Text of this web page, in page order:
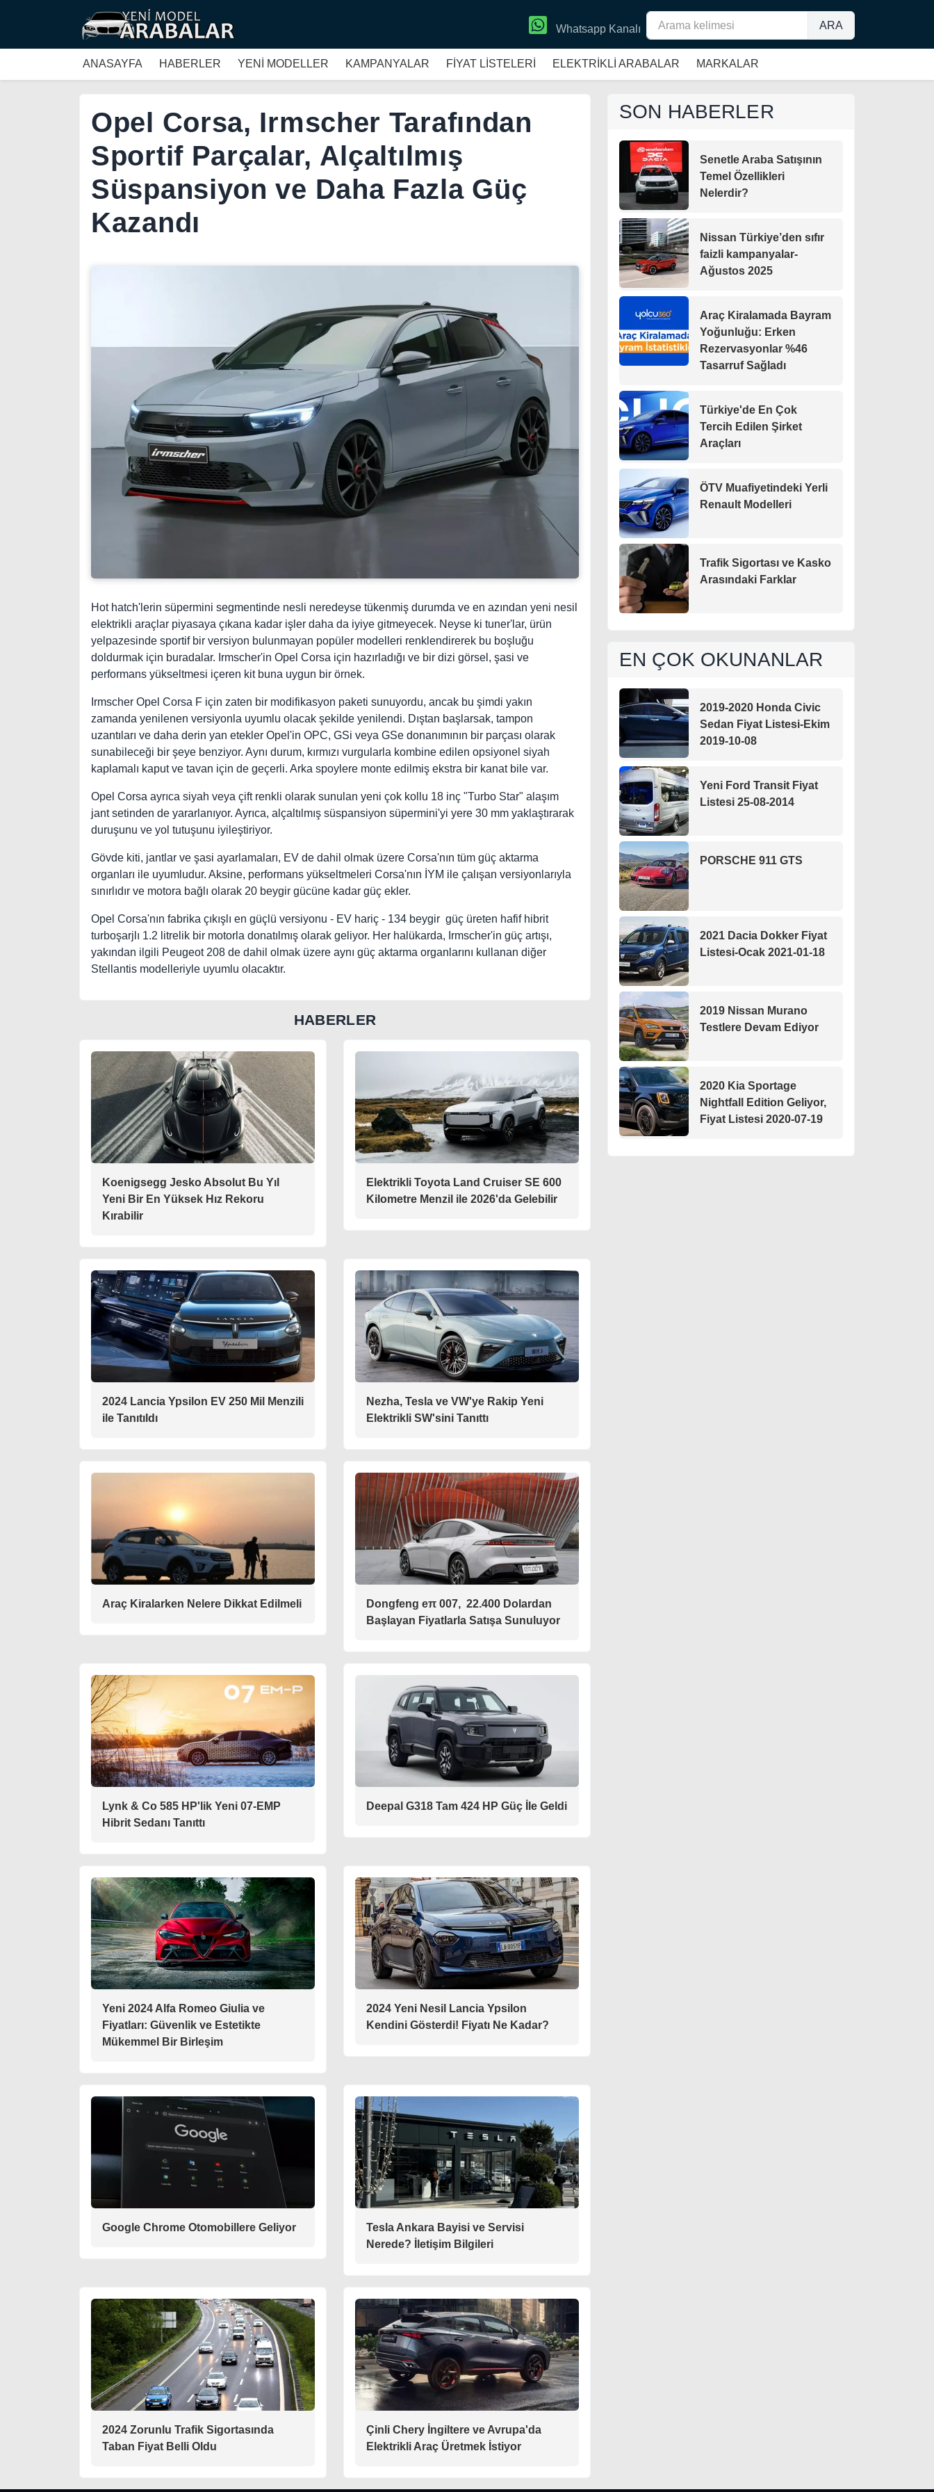
ARA
Whatsapp Kanalı
ANASAYFA HABERLER YENİ MODELLER KAMPANYALAR FİYAT LİSTELERİ ELEKTRİKLİ ARABALAR MARKALAR
Opel Corsa, Irmscher Tarafından
Sportif Parçalar, Alçaltılmış
Süspansiyon ve Daha Fazla Güç
Kazandı
Hot hatch'lerin süpermini segmentinde nesli neredeyse tükenmiş durumda ve en azından yeni nesil
elektrikli araçlar piyasaya çıkana kadar işler daha da iyiye gitmeyecek. Neyse ki tuner'lar, ürün
yelpazesinde sportif bir versiyon bulunmayan popüler modelleri renklendirerek bu boşluğu
doldurmak için buradalar. Irmscher'in Opel Corsa için hazırladığı ve bir dizi görsel, şasi ve
performans yükseltmesi içeren kit buna uygun bir örnek.
Irmscher Opel Corsa F için zaten bir modifikasyon paketi sunuyordu, ancak bu şimdi yakın
zamanda yenilenen versiyonla uyumlu olacak şekilde yenilendi. Dıştan başlarsak, tampon
uzantıları ve daha derin yan etekler Opel'in OPC, GSi veya GSe donanımının bir parçası olarak
sunabileceği bir şeye benziyor. Aynı durum, kırmızı vurgularla kombine edilen opsiyonel siyah
kaplamalı kaput ve tavan için de geçerli. Arka spoylere monte edilmiş ekstra bir kanat bile var.
Opel Corsa ayrıca siyah veya çift renkli olarak sunulan yeni çok kollu 18 inç "Turbo Star" alaşım
jant setinden de yararlanıyor. Ayrıca, alçaltılmış süspansiyon süpermini'yi yere 30 mm yaklaştırarak
duruşunu ve yol tutuşunu iyileştiriyor.
Gövde kiti, jantlar ve şasi ayarlamaları, EV de dahil olmak üzere Corsa'nın tüm güç aktarma
organları ile uyumludur. Aksine, performans yükseltmeleri Corsa'nın İYM ile çalışan versiyonlarıyla
sınırlıdır ve motora bağlı olarak 20 beygir gücüne kadar güç ekler.
Opel Corsa'nın fabrika çıkışlı en güçlü versiyonu - EV hariç - 134 beygir güç üreten hafif hibrit
turboşarjlı 1.2 litrelik bir motorla donatılmış olarak geliyor. Her halükarda, Irmscher'in güç artışı,
yakından ilgili Peugeot 208 de dahil olmak üzere aynı güç aktarma organlarını kullanan diğer
Stellantis modelleriyle uyumlu olacaktır.
HABERLER
Koenigsegg Jesko Absolut Bu Yıl
Yeni Bir En Yüksek Hız Rekoru
Kırabilir
Elektrikli Toyota Land Cruiser SE 600
Kilometre Menzil ile 2026'da Gelebilir
2024 Lancia Ypsilon EV 250 Mil Menzili
ile Tanıtıldı
Nezha, Tesla ve VW'ye Rakip Yeni
Elektrikli SW'sini Tanıttı
Araç Kiralarken Nelere Dikkat Edilmeli
Dongfeng eπ 007, 22.400 Dolardan
Başlayan Fiyatlarla Satışa Sunuluyor
Lynk & Co 585 HP'lik Yeni 07-EMP
Hibrit Sedanı Tanıttı
Deepal G318 Tam 424 HP Güç İle Geldi
Yeni 2024 Alfa Romeo Giulia ve
Fiyatları: Güvenlik ve Estetikte
Mükemmel Bir Birleşim
2024 Yeni Nesil Lancia Ypsilon
Kendini Gösterdi! Fiyatı Ne Kadar?
Google Chrome Otomobillere Geliyor
Tesla Ankara Bayisi ve Servisi
Nerede? İletişim Bilgileri
2024 Zorunlu Trafik Sigortasında
Taban Fiyat Belli Oldu
Çinli Chery İngiltere ve Avrupa'da
Elektrikli Araç Üretmek İstiyor
SON HABERLER
Senetle Araba Satışının
Temel Özellikleri
Nelerdir?
Nissan Türkiye’den sıfır
faizli kampanyalar-
Ağustos 2025
Araç Kiralamada Bayram
Yoğunluğu: Erken
Rezervasyonlar %46
Tasarruf Sağladı
Türkiye'de En Çok
Tercih Edilen Şirket
Araçları
ÖTV Muafiyetindeki Yerli
Renault Modelleri
Trafik Sigortası ve Kasko
Arasındaki Farklar
EN ÇOK OKUNANLAR
2019-2020 Honda Civic
Sedan Fiyat Listesi-Ekim
2019-10-08
Yeni Ford Transit Fiyat
Listesi 25-08-2014
PORSCHE 911 GTS
2021 Dacia Dokker Fiyat
Listesi-Ocak 2021-01-18
2019 Nissan Murano
Testlere Devam Ediyor
2020 Kia Sportage
Nightfall Edition Geliyor,
Fiyat Listesi 2020-07-19